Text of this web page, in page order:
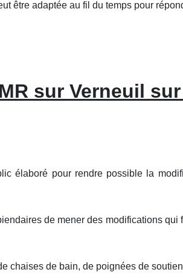
être adaptée au fil du temps pour
sur Verneuil
élaboré pour rendre possible la
de mener des modifications
chaises de bain, de poignées de